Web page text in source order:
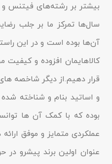
بیشتر بر رشته‌های فیتنس و
سال‌ها تمرکز ما بر جلب
آن‌ها بوده است و در این
کالاهایمان افزوده و کیفیت
قرار دهیم.از دیگر شاخصه
و اساتید بنام و شناخته شده
بوده که با کمک آن ها
عملکردى متمایز و موفق
عنوان اولین برند پیشرو در